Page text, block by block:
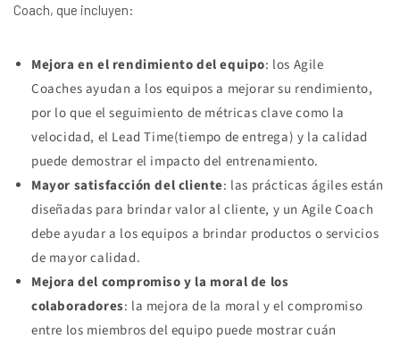
Coach, que incluyen:
Mejora en el rendimiento del equipo: los Agile
Coaches ayudan a los equipos a mejorar su rendimiento,
por lo que el seguimiento de métricas clave como la
velocidad, el Lead Time(tiempo de entrega) y la calidad
puede demostrar el impacto del entrenamiento.
Mayor satisfacción del cliente: las prácticas ágiles están
diseñadas para brindar valor al cliente, y un Agile Coach
debe ayudar a los equipos a brindar productos o servicios
de mayor calidad.
Mejora del compromiso y la moral de los
colaboradores: la mejora de la moral y el compromiso
entre los miembros del equipo puede mostrar cuán